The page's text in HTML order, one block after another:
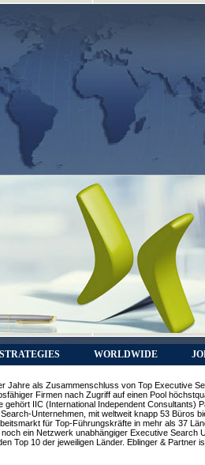
WORLDWIDE
Jahre als Zusammenschluss von Top Executive
Firmen nach Zugriff auf einen Pool
IIC (International Independent Consultants)
Unternehmen, mit weltweit knapp 53 Büros
für Top-Führungskräfte in mehr als 37
ein Netzwerk unabhängiger Executive Search
Top 10 der jeweiligen Länder. Eblinger & Partner